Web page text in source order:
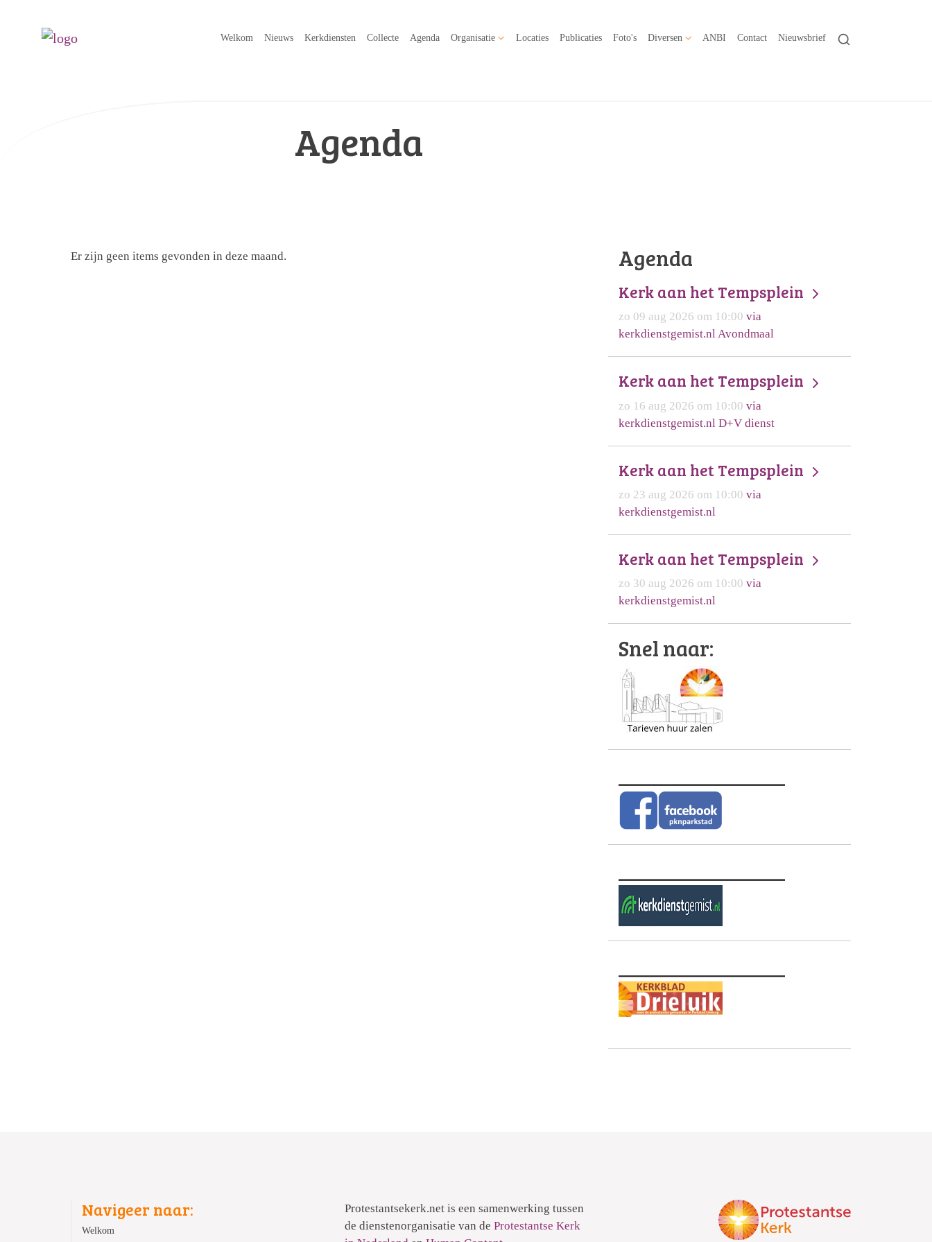
Welkom Nieuws Kerkdiensten Collecte Agenda Organisatie Locaties Publicaties Foto's Diversen ANBI Contact Nieuwsbrief
Agenda
Er zijn geen items gevonden in deze maand. Agenda
Kerk aan het Tempsplein
zo 09 aug 2026 om 10:00 via
kerkdienstgemist.nl Avondmaal
Kerk aan het Tempsplein
zo 16 aug 2026 om 10:00 via
kerkdienstgemist.nl D+V dienst
Kerk aan het Tempsplein
zo 23 aug 2026 om 10:00 via
kerkdienstgemist.nl
Kerk aan het Tempsplein
zo 30 aug 2026 om 10:00 via
kerkdienstgemist.nl
Snel naar:
Navigeer naar:
Welkom
Protestantsekerk.net is een samenwerking tussen
de dienstenorganisatie van de Protestantse Kerk